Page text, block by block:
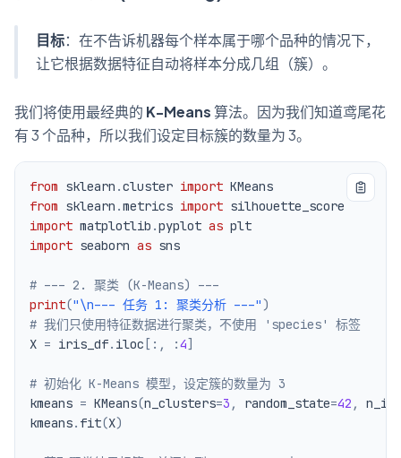
目标：在不告诉机器每个样本属于哪个品种的情况下，
让它根据数据特征自动将样本分成几组（簇）。
我们将使用最经典的 K-Means算法。因为我们知道鸢尾花
有 3 个品种，所以我们设定目标簇的数量为 3。
from sklearn .cluster import
from sklearn .metrics import
import matplotlib .pyplot as
import seaborn as
# --- 2. 聚类 (K-Means) ---
print("\n--- 任务 1: 聚类分析 ---")
# 我们只使用特征数据进行聚类，不使用 'species' 标签
X = iris_df. iloc [ : , :4]
# 初始化 K-Means 模型，设定簇的数量为 3
kmeans = KMeans(n_clusters=3 , random_state=42 ,
kmeans. fit(X)